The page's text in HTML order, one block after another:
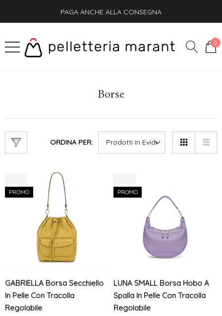
SPEDIZIONE GRATIS + OMAGGIO SU OGNI ORDINE
PAGA ANCHE ALLA CONSEGNA
SPEDIZIONE GRATIS + OMAGGIO SU OGNI ORDINE
0
Borse
ORDINA PER:
PROMO
GABRIELLA Borsa Secchiello
In Pelle Con Tracolla
Regolabile
PROMO
LUNA SMALL Borsa Hobo A
Spalla In Pelle Con Tracolla
Regolabile